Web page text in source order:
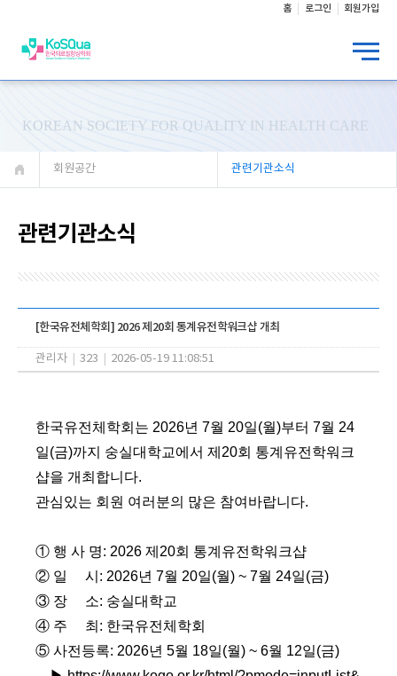
홈 로그인 회원가입
KOREAN SOCIETY FOR QUALITY IN HEALTH CARE
회원공간 관련기관소식
관련기관소식
[한국유전체학회] 2026 제20회 통계유전학워크샵 개최
관리자 323 2026-05-19 11:08:51
한국유전체학회는 2026년 7월 20일(월)부터 7월 24
일(금)까지 숭실대학교에서 제20회 통계유전학워크
샵을 개최합니다.
관심있는 회원 여러분의 많은 참여바랍니다.
① 행 사 명: 2026 제20회 통계유전학워크샵
② 일 시: 2026년 7월 20일(월) ~ 7월 24일(금)
③ 장 소: 숭실대학교
④ 주 최: 한국유전체학회
⑤ 사전등록: 2026년 5월 18일(월) ~ 6월 12일(금)